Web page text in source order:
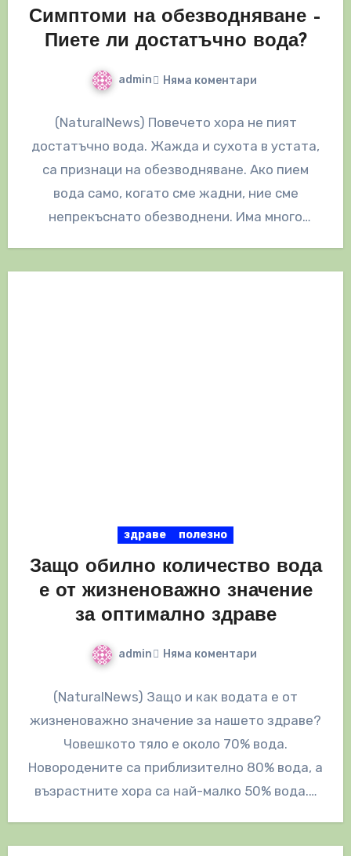
Симптоми на обезводняване –
Пиете ли достатъчно вода?
admin Няма коментари
(NaturalNews) Повечето хора не пият
достатъчно вода. Жажда и сухота в устата,
са признаци на обезводняване. Ако пием
вода само, когато сме жадни, ние сме
непрекъснато обезводнени. Има много
здраве полезно
Защо обилно количество вода
е от жизненоважно значение
за оптимално здраве
admin Няма коментари
(NaturalNews) Защо и как водата е от
жизненоважно значение за нашето здраве?
Човешкото тяло е около 70% вода.
Новородените са приблизително 80% вода, а
възрастните хора са най-малко 50% вода.…